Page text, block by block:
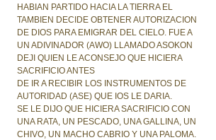
HABIAN PARTIDO HACIA LA TIERRA EL
TAMBIEN DECIDE OBTENER AUTORIZACION
DE DIOS PARA EMIGRAR DEL CIELO. FUE A
UN ADIVINADOR (AWO) LLAMADO ASOKON
DEJI QUIEN LE ACONSEJO QUE HICIERA
SACRIFICIO ANTES
DE IR A RECIBIR LOS INSTRUMENTOS DE
AUTORIDAD (ASE) QUE IOS LE DARIA.
SE LE DIJO QUE HICIERA SACRIFICIO CON
UNA RATA, UN PESCADO, UNA GALLINA, UN
CHIVO, UN MACHO CABRIO Y UNA PALOMA.